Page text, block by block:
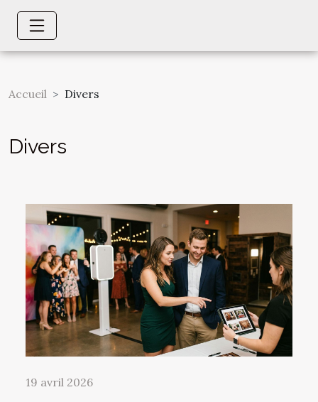
Accueil Divers
Divers
19 avril 2026